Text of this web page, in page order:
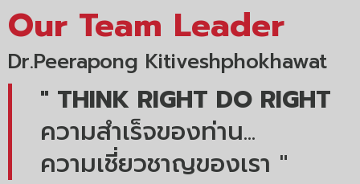
Our Team Leader
Dr.Peerapong Kitiveshphokhawat
" THINK RIGHT DO RIGHT
ความสำเร็จของท่าน...
ความเชี่ยวชาญของเรา "